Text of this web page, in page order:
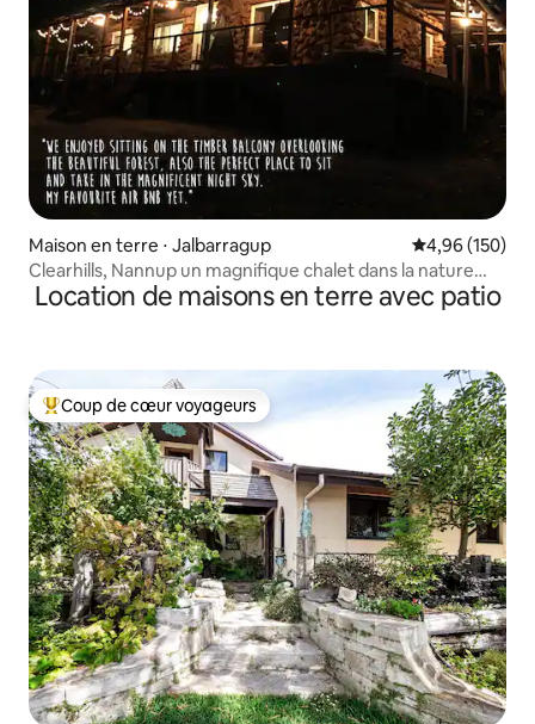
Maison en terre ⋅ Jalbarragup Évaluation
4,96 (150)
Clearhills, Nannup un magnifique chalet dans la nature
sauvage
Location de maisons en terre avec patio
Coups de cœur voyageurs les plus appréciés
Coup de cœur voyageurs